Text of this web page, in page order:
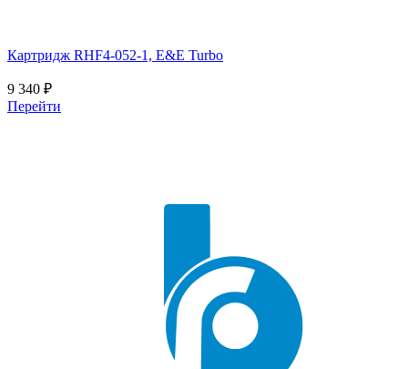
Картридж RHF4-052-1, E&E Turbo
9 340 ₽
Перейти